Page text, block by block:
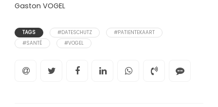
Gaston VOGEL
TAGS #DATESCHUTZ
#PATIENTEKAART
#SANTÉ
#VOGEL